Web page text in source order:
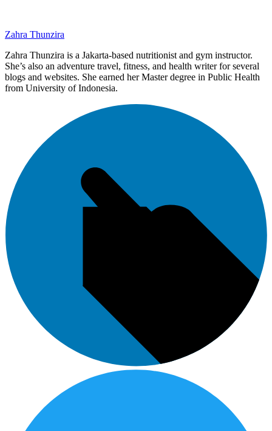
Zahra Thunzira
Zahra Thunzira is a Jakarta-based nutritionist and gym instructor.
She’s also an adventure travel, fitness, and health writer for several
blogs and websites. She earned her Master degree in Public Health
from University of Indonesia.